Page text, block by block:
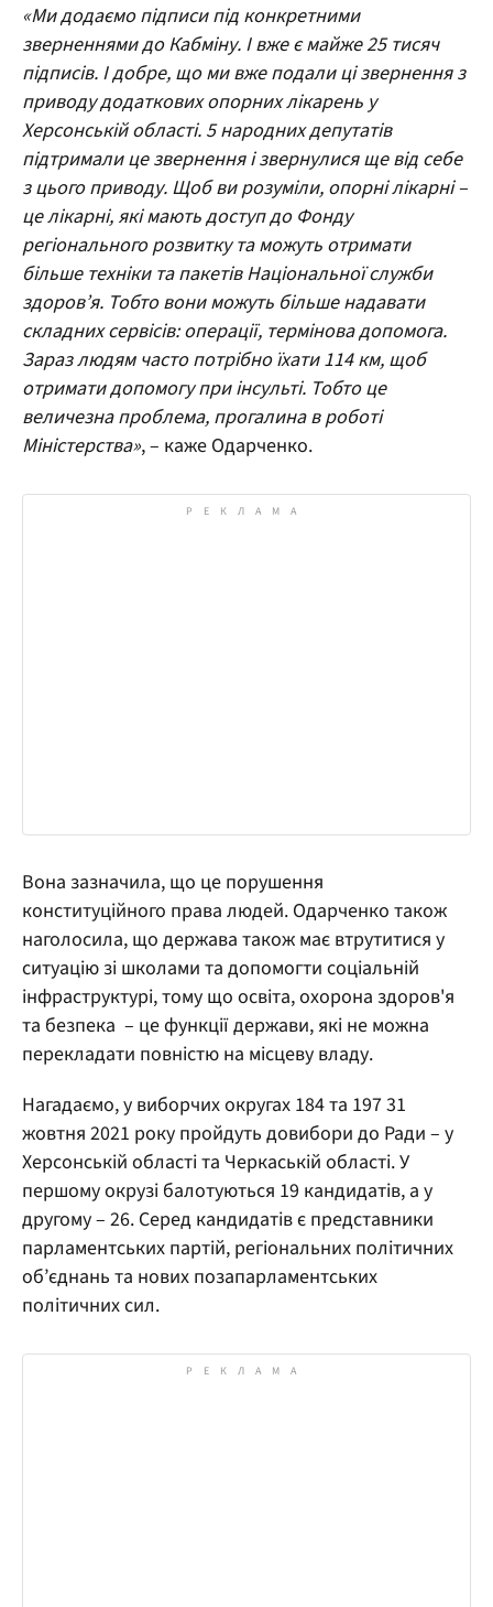
«Ми додаємо підписи під конкретними
зверненнями до Кабміну. І вже є майже 25 тисяч
підписів. І добре, що ми вже подали ці звернення з
приводу додаткових опорних лікарень у
Херсонській області. 5 народних депутатів
підтримали це звернення і звернулися ще від себе
з цього приводу. Щоб ви розуміли, опорні лікарні –
це лікарні, які мають доступ до Фонду
регіонального розвитку та можуть отримати
більше техніки та пакетів Національної служби
здоров’я. Тобто вони можуть більше надавати
складних сервісів: операції, термінова допомога.
Зараз людям часто потрібно їхати 114 км, щоб
отримати допомогу при інсульті. Тобто це
величезна проблема, прогалина в роботі
Міністерства», – каже Одарченко.
Вона зазначила, що це порушення
конституційного права людей. Одарченко також
наголосила, що держава також має втрутитися у
ситуацію зі школами та допомогти соціальній
інфраструктурі, тому що освіта, охорона здоров'я
та безпека – це функції держави, які не можна
перекладати повністю на місцеву владу.
Нагадаємо, у виборчих округах 184 та 197 31
жовтня 2021 року пройдуть довибори до Ради – у
Херсонській області та Черкаській області. У
першому окрузі балотуються 19 кандидатів, а у
другому – 26. Серед кандидатів є представники
парламентських партій, регіональних політичних
об’єднань та нових позапарламентських
політичних сил.